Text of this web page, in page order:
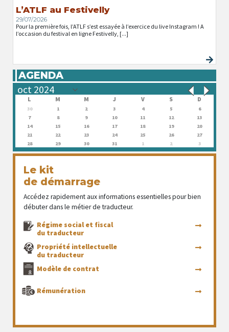
L’ATLF au Festivelly
29/07/2026
Pour la première fois, l’ATLF s’est essayée à l’exercice du live Instagram ! A
l’occasion du festival en ligne Festivelly, [...]
AGENDA
L M M J V S D
30 1 2 3 4 5
6
7
8 9 10 11 12
13
14
15 16 17 18 19
20
21
22 23 24 25 26
27
28
29 30 31 1 2 3
Le kit
de démarrage
Accédez rapidement aux informations essentielles pour bien
débuter dans le métier de traducteur.
Régime social et fiscal
du traducteur
Propriété intellectuelle
du traducteur
Modèle de contrat
Rémunération